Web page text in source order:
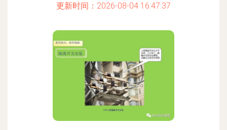
更新时间：2026-08-04 16:47:37